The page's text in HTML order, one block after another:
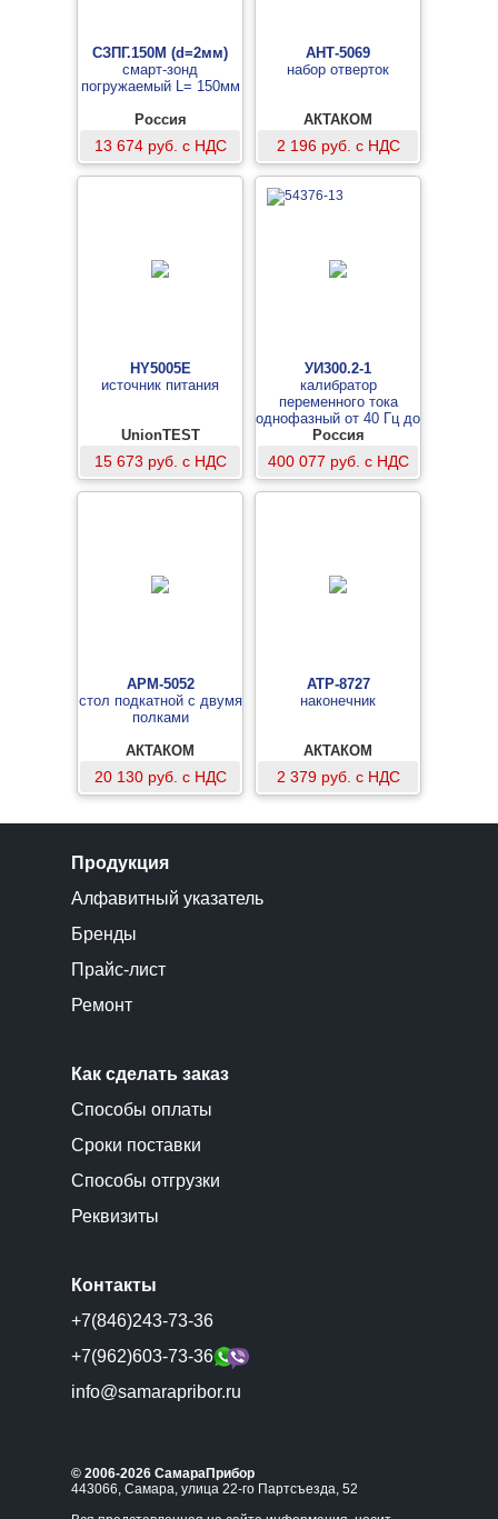
СЗПГ.150М (d=2мм)
смарт-зонд
погружаемый L= 150мм
Россия
13 674 руб. с НДС
АНТ-5069
набор отверток
АКТАКОМ
2 196 руб. с НДС
HY5005E
источник питания
UnionTEST
15 673 руб. с НДС
УИ300.2-1
калибратор
переменного тока
однофазный от 40 Гц до
11 кГц
Россия
400 077 руб. с НДС
АРМ-5052
стол подкатной с двумя
полками
АКТАКОМ
20 130 руб. с НДС
АТР-8727
наконечник
АКТАКОМ
2 379 руб. с НДС
Продукция
Алфавитный указатель
Бренды
Прайс-лист
Ремонт
Как сделать заказ
Способы оплаты
Сроки поставки
Способы отгрузки
Реквизиты
Контакты
+7(846)243-73-36
+7(962)603-73-36
info@samarapribor.ru
© 2006-2026 СамараПрибор
443066, Самара, улица 22-го Партсъезда, 52